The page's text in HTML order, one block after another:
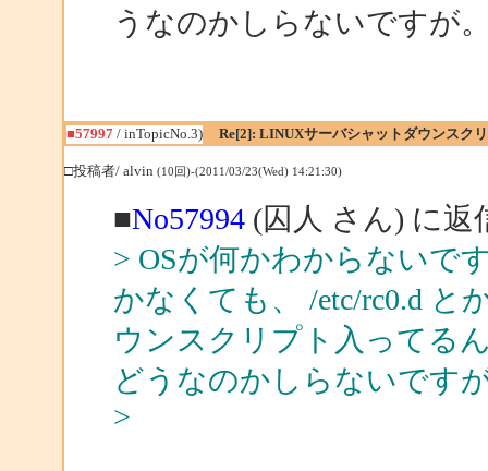
うなのかしらないですが
■57997/ inTopicNo.3) Re[2]: LINUXサーバシャットダウンスク
□投稿者/ alvin (10回)-(2011/03/23(Wed) 14:21:30)
■No57994(囚人 さん) に返
> OSが何かわからないで
かなくても、 /etc/rc0.d と
ウンスクリプト入ってる
どうなのかしらないです
>